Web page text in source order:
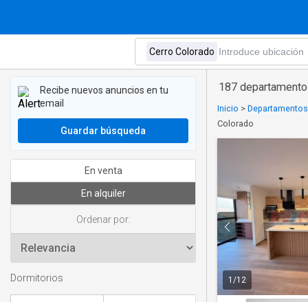
187
Inicio >
Colorado
1 /12
Recibe nuevos anuncios en tu
email
Guardar búsqueda
En venta
En alquiler
Ordenar por:
Dormitorios